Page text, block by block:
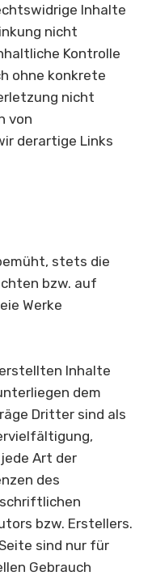
Inhalte
nicht
Kontrolle
ohne konkrete
nicht
von
derartige Links
stets die
bzw. auf
Werke
Inhalte
dem
Dritter sind als
Art der
des
bzw. Erstellers.
sind nur für
Gebrauch